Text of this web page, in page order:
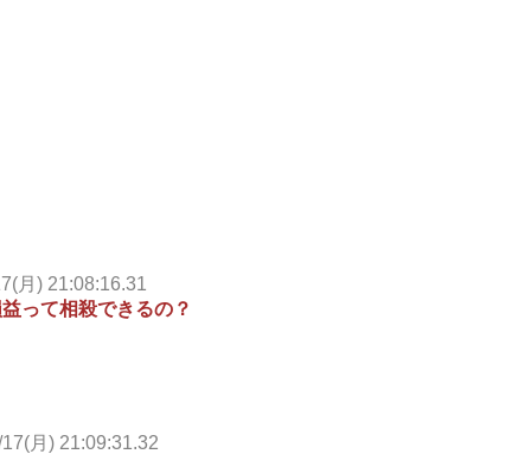
月) 21:08:16.31
って相殺できるの？
月) 21:09:31.32